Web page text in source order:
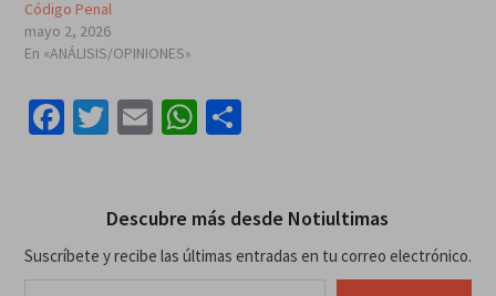
Código Penal
mayo 2, 2026
En «ANÁLISIS/OPINIONES»
Facebook
Twitter
EmailWhatsApp
Compartir
Descubre más desde Notiultimas
Suscríbete y recibe las últimas entradas en tu correo electrónico.